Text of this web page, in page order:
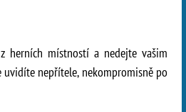
herních místností a nedejte vašim
uvidíte nepřítele, nekompromisně po